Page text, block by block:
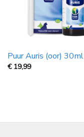
Puur Auris (oor) 30ml
€ 19,99